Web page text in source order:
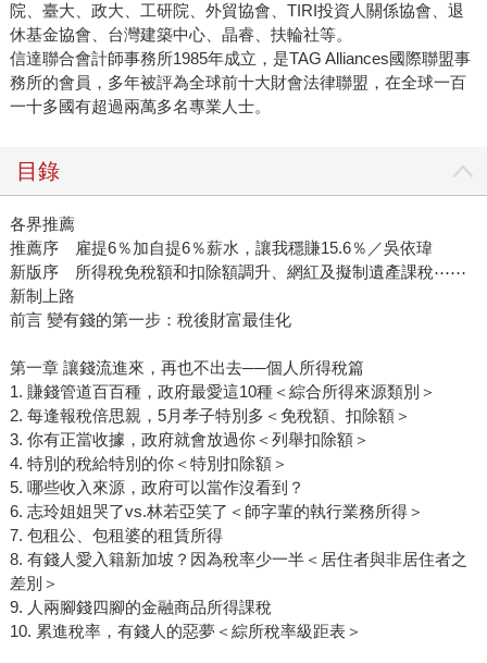
院、臺大、政大、工研院、外貿協會、TIRI投資人關係協會、退
休基金協會、台灣建築中心、晶睿、扶輪社等。
信達聯合會計師事務所1985年成立，是TAG Alliances國際聯盟事
務所的會員，多年被評為全球前十大財會法律聯盟，在全球一百
一十多國有超過兩萬多名專業人士。
目錄
各界推薦
推薦序 雇提6％加自提6％薪水，讓我穩賺15.6％／吳依瑋
新版序 所得稅免稅額和扣除額調升、網紅及擬制遺產課稅⋯⋯
新制上路
前言 變有錢的第一步：稅後財富最佳化
第一章 讓錢流進來，再也不出去──個人所得稅篇
1. 賺錢管道百百種，政府最愛這10種＜綜合所得來源類別＞
2. 每逢報稅倍思親，5月孝子特別多＜免稅額、扣除額＞
3. 你有正當收據，政府就會放過你＜列舉扣除額＞
4. 特別的稅給特別的你＜特別扣除額＞
5. 哪些收入來源，政府可以當作沒看到？
6. 志玲姐姐哭了vs.林若亞笑了＜師字輩的執行業務所得＞
7. 包租公、包租婆的租賃所得
8. 有錢人愛入籍新加坡？因為稅率少一半＜居住者與非居住者之
差別＞
9. 人兩腳錢四腳的金融商品所得課稅
10. 累進稅率，有錢人的惡夢＜綜所稅率級距表＞